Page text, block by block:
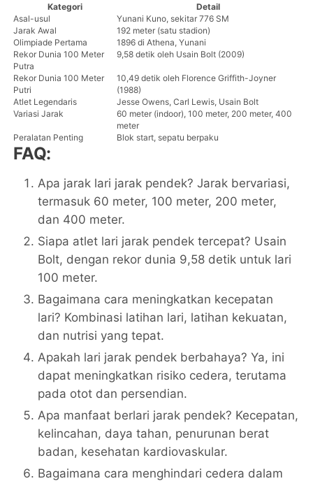
Kategori
Detail
Asal-usul
Yunani Kuno, sekitar 776 SM
Jarak Awal
192 meter (satu stadion)
Olimpiade Pertama
1896 di Athena, Yunani
Rekor Dunia 100 Meter
Putra
9,58 detik oleh Usain Bolt (2009)
Rekor Dunia 100 Meter
Putri
10,49 detik oleh Florence Griffith-Joyner
(1988)
Atlet Legendaris
Jesse Owens, Carl Lewis, Usain Bolt
Variasi Jarak
60 meter (indoor), 100 meter, 200 meter, 400
meter
Peralatan Penting
Blok start, sepatu berpaku
FAQ:
Apa jarak lari jarak pendek? Jarak bervariasi,
termasuk 60 meter, 100 meter, 200 meter,
dan 400 meter.
Siapa atlet lari jarak pendek tercepat? Usain
Bolt, dengan rekor dunia 9,58 detik untuk lari
100 meter.
Bagaimana cara meningkatkan kecepatan
lari? Kombinasi latihan lari, latihan kekuatan,
dan nutrisi yang tepat.
Apakah lari jarak pendek berbahaya? Ya, ini
dapat meningkatkan risiko cedera, terutama
pada otot dan persendian.
Apa manfaat berlari jarak pendek? Kecepatan,
kelincahan, daya tahan, penurunan berat
badan, kesehatan kardiovaskular.
Bagaimana cara menghindari cedera dalam